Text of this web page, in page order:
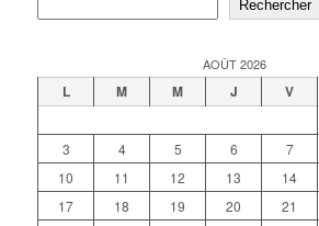
Rechercher
AOÛT 2026
L M M J V
3
4 5 6 7
10
11 12 13 14
17
18 19 20 21